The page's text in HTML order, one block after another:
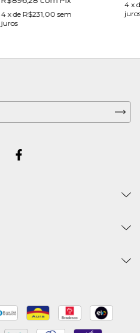
4 x de R$231,00 sem
juros
4 x